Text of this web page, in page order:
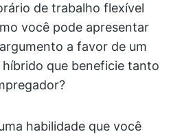
de trabalho flexível
você pode apresentar
a favor de um
que beneficie tanto
habilidade que você